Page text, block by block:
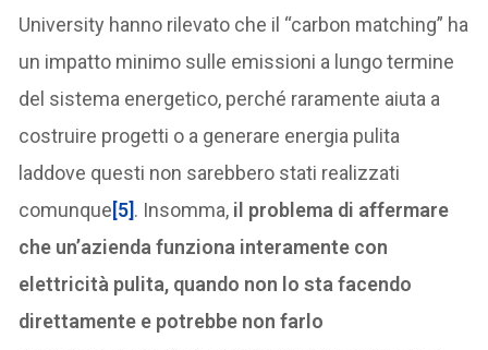
University hanno rilevato che il “carbon matching” ha
un impatto minimo sulle emissioni a lungo termine
del sistema energetico, perché raramente aiuta a
costruire progetti o a generare energia pulita
laddove questi non sarebbero stati realizzati
comunque[5]. Insomma, il problema di affermare
che un’azienda funziona interamente con
elettricità pulita, quando non lo sta facendo
direttamente e potrebbe non farlo